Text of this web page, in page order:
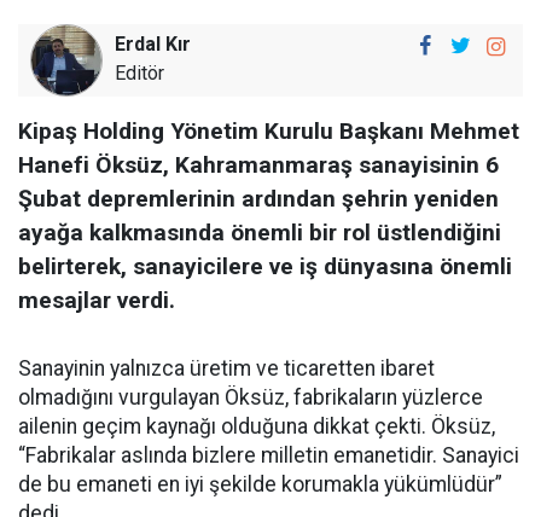
Erdal Kır
Editör
Kipaş Holding Yönetim Kurulu Başkanı Mehmet
Hanefi Öksüz, Kahramanmaraş sanayisinin 6
Şubat depremlerinin ardından şehrin yeniden
ayağa kalkmasında önemli bir rol üstlendiğini
belirterek, sanayicilere ve iş dünyasına önemli
mesajlar verdi.
Sanayinin yalnızca üretim ve ticaretten ibaret
olmadığını vurgulayan Öksüz, fabrikaların yüzlerce
ailenin geçim kaynağı olduğuna dikkat çekti. Öksüz,
“Fabrikalar aslında bizlere milletin emanetidir. Sanayici
de bu emaneti en iyi şekilde korumakla yükümlüdür”